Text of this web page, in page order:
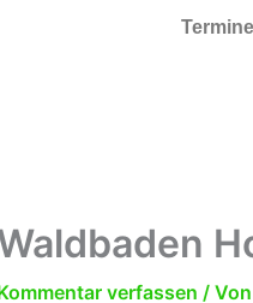
verfassen / Von